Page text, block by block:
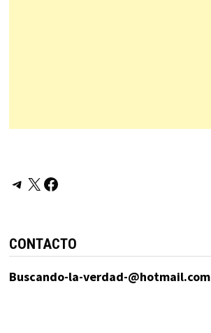
Telegram
X Facebook
CONTACTO
Buscando-la-verdad-@hotmail.com